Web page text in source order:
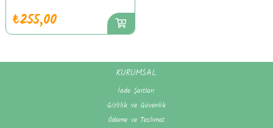
₺255,00
KURUMSAL
İade Şartları
Gizlilik ve Güvenlik
Ödeme ve Teslimat